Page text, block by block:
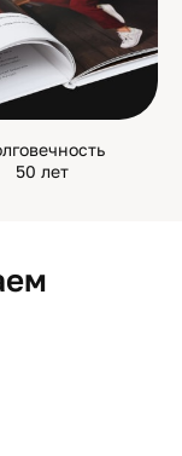
50 лет